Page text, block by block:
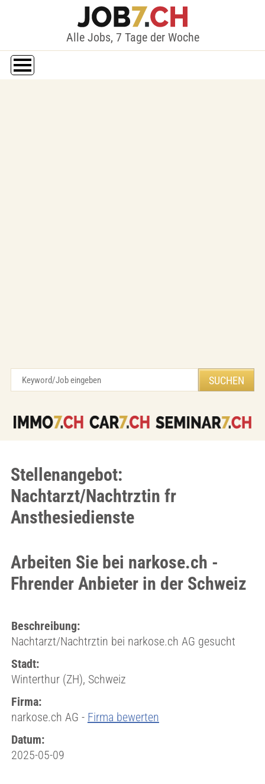
Alle Jobs, 7 Tage der Woche
Stellenangebot:
Nachtarzt/Nachtrztin fr
Ansthesiedienste
Arbeiten Sie bei narkose.ch -
Fhrender Anbieter in der Schweiz
Beschreibung:
Nachtarzt/Nachtrztin bei narkose.ch AG gesucht
Stadt:
Winterthur (ZH), Schweiz
Firma:
narkose.ch AG - Firma bewerten
Datum:
2025-05-09